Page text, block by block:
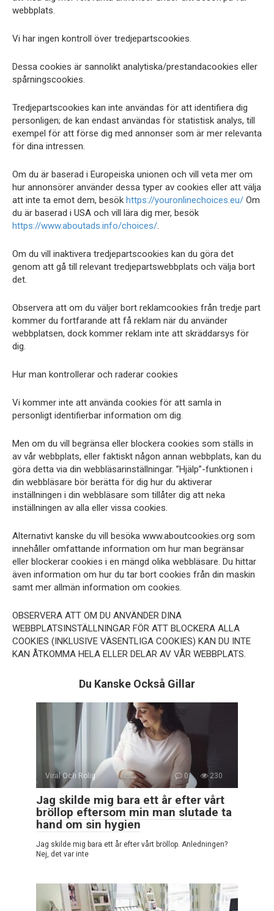
webbplats.
Vi har ingen kontroll över tredjepartscookies.
Dessa cookies är sannolikt analytiska/prestandacookies eller
spårningscookies.
Tredjepartscookies kan inte användas för att identifiera dig
personligen; de kan endast användas för statistisk analys, till
exempel för att förse dig med annonser som är mer relevanta
för dina intressen.
Om du är baserad i Europeiska unionen och vill veta mer om
hur annonsörer använder dessa typer av cookies eller att välja
att inte ta emot dem, besök https://youronlinechoices.eu/ Om
du är baserad i USA och vill lära dig mer, besök
https://www.aboutads.info/choices/.
Om du vill inaktivera tredjepartscookies kan du göra det
genom att gå till relevant tredjepartswebbplats och välja bort
det.
Observera att om du väljer bort reklamcookies från tredje part
kommer du fortfarande att få reklam när du använder
webbplatsen, dock kommer reklam inte att skräddarsys för
dig.
Hur man kontrollerar och raderar cookies
Vi kommer inte att använda cookies för att samla in
personligt identifierbar information om dig.
Men om du vill begränsa eller blockera cookies som ställs in
av vår webbplats, eller faktiskt någon annan webbplats, kan du
göra detta via din webbläsarinställningar. ”Hjälp”-funktionen i
din webbläsare bör berätta för dig hur du aktiverar
inställningen i din webbläsare som tillåter dig att neka
inställningen av alla eller vissa cookies.
Alternativt kanske du vill besöka www.aboutcookies.org som
innehåller omfattande information om hur man begränsar
eller blockerar cookies i en mängd olika webbläsare. Du hittar
även information om hur du tar bort cookies från din maskin
samt mer allmän information om cookies.
OBSERVERA ATT OM DU ANVÄNDER DINA
WEBBPLATSINSTÄLLNINGAR FÖR ATT BLOCKERA ALLA
COOKIES (INKLUSIVE VÄSENTLIGA COOKIES) KAN DU INTE
KAN ÅTKOMMA HELA ELLER DELAR AV VÅR WEBBPLATS.
Du Kanske Också Gillar
Viral Och Rolig 0 230
Jag skilde mig bara ett år efter vårt
bröllop eftersom min man slutade ta
hand om sin hygien
Jag skilde mig bara ett år efter vårt bröllop. Anledningen?
Nej, det var inte